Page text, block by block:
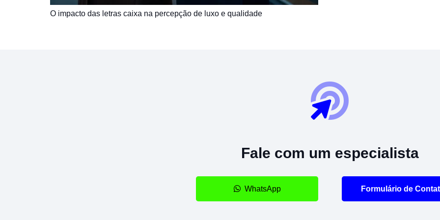
O impacto das letras caixa na percepção de luxo e qualidade
Fale com um especialista
WhatsApp Formulário de